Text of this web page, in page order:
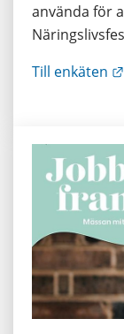
använda för
Till enkäten